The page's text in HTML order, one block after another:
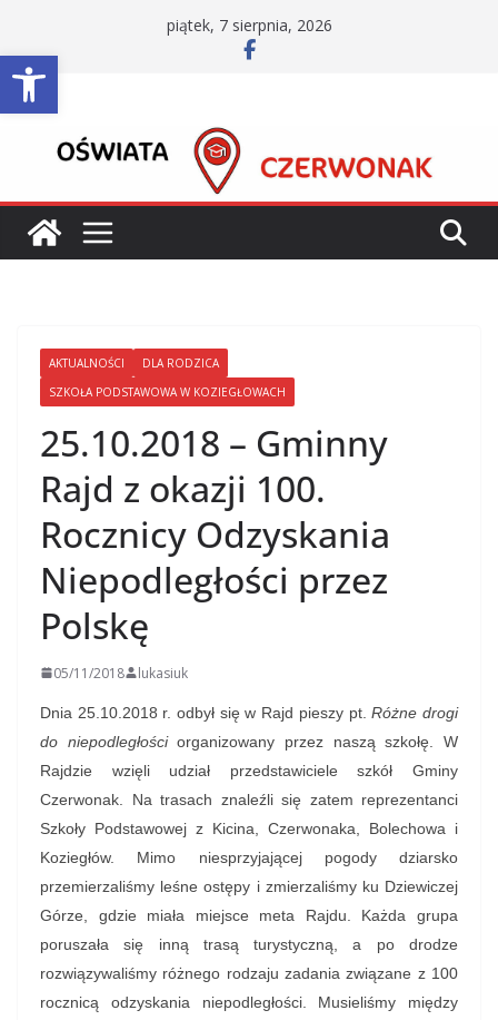
Otwórz pasek narzędzi
treści
piątek, 7 sierpnia, 2026
AKTUALNOŚCI
DLA RODZICA
SZKOŁA PODSTAWOWA W KOZIEGŁOWACH
25.10.2018 – Gminny
Rajd z okazji 100.
Rocznicy Odzyskania
Niepodległości przez
Polskę
05/11/2018 lukasiuk
Dnia 25.10.2018 r. odbył się w Rajd pieszy pt.Różne drogi
do niepodległościorganizowany przez naszą szkołę. W
Rajdzie wzięli udział przedstawiciele szkół Gminy
Czerwonak. Na trasach znaleźli się zatem reprezentanci
Szkoły Podstawowej z Kicina, Czerwonaka, Bolechowa i
Koziegłów. Mimo niesprzyjającej pogody dziarsko
przemierzaliśmy leśne ostępy i zmierzaliśmy ku Dziewiczej
Górze, gdzie miała miejsce meta Rajdu. Każda grupa
poruszała się inną trasą turystyczną, a po drodze
rozwiązywaliśmy różnego rodzaju zadania związane z 100
rocznicą odzyskania niepodległości. Musieliśmy między